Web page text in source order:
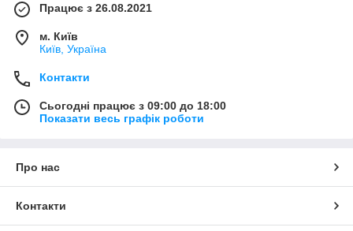
Працює з 26.08.2021
м. Київ
Київ, Україна
Контакти
Сьогодні працює з 09:00 до 18:00
Показати весь графік роботи
Про нас
Контакти